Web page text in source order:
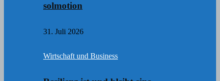
solmotion
31. Juli 2026
Wirtschaft und Business